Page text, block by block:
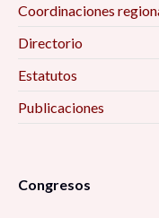
Coordinaciones
Directorio
Estatutos
Publicaciones
Congresos